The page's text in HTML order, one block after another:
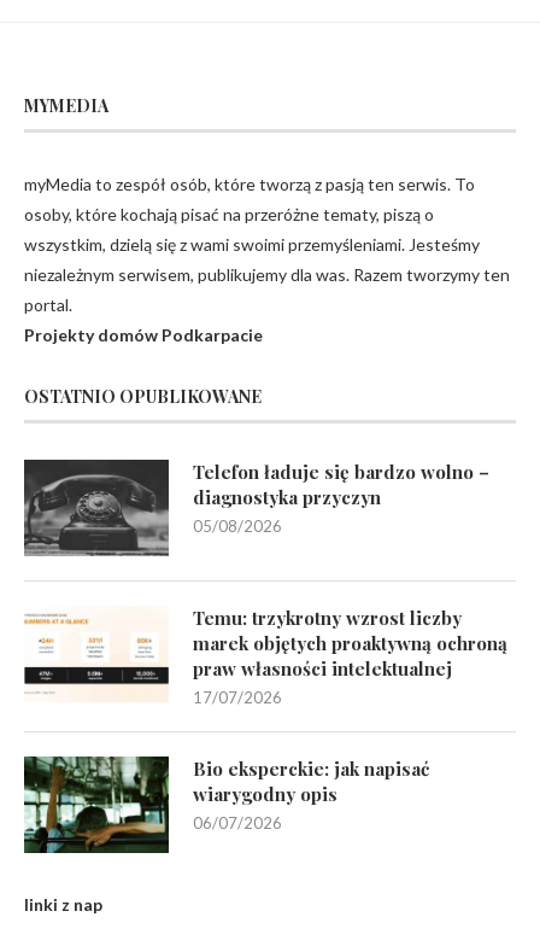
MYMEDIA
myMedia to zespół osób, które tworzą z pasją ten serwis. To
osoby, które kochają pisać na przeróżne tematy, piszą o
wszystkim, dzielą się z wami swoimi przemyśleniami. Jesteśmy
niezależnym serwisem, publikujemy dla was. Razem tworzymy ten
portal.
Projekty domów Podkarpacie
OSTATNIO OPUBLIKOWANE
Telefon ładuje się bardzo wolno –
diagnostyka przyczyn
05/08/2026
Temu: trzykrotny wzrost liczby
marek objętych proaktywną ochroną
praw własności intelektualnej
17/07/2026
Bio eksperckie: jak napisać
wiarygodny opis
06/07/2026
linki z nap